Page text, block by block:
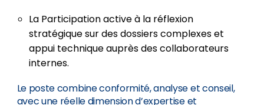
La Participation active à la réflexion
stratégique sur des dossiers complexes et
appui technique auprès des collaborateurs
internes.
Le poste combine conformité, analyse et conseil,
avec une réelle dimension d’expertise et